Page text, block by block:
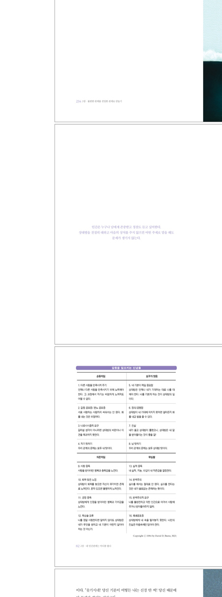
28 초점 바꾸기: 방 안에 코끼리 한 마리가 있다